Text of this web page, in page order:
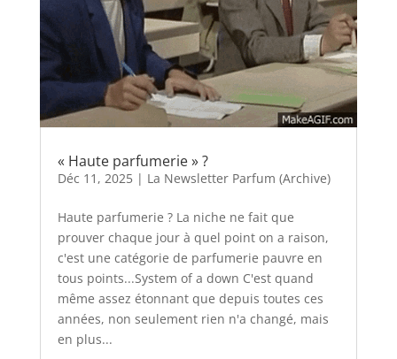
« Haute parfumerie » ?
Déc 11, 2025| La Newsletter Parfum (Archive)
Haute parfumerie ? La niche ne fait que
prouver chaque jour à quel point on a raison,
c'est une catégorie de parfumerie pauvre en
tous points...System of a down C'est quand
même assez étonnant que depuis toutes ces
années, non seulement rien n'a changé, mais
en plus...